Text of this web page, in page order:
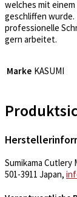
welches mit
geschliffen wurde.
professionelle
gern arbeitet.
Marke KASUMI
Sumikama Cutlery
501-3911 Japan,